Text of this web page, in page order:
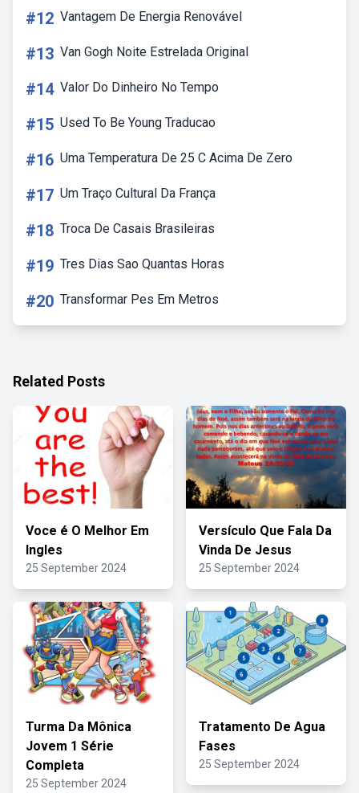
#12 Vantagem De Energia Renovável
#13 Van Gogh Noite Estrelada Original
#14 Valor Do Dinheiro No Tempo
#15 Used To Be Young Traducao
#16 Uma Temperatura De 25 C Acima De Zero
#17 Um Traço Cultural Da França
#18 Troca De Casais Brasileiras
#19 Tres Dias Sao Quantas Horas
#20 Transformar Pes Em Metros
Related Posts
Voce é O Melhor Em
Ingles
25 September 2024
Versículo Que Fala Da
Vinda De Jesus
25 September 2024
Turma Da Mônica
Jovem 1 Série
Completa
25 September 2024
Tratamento De Agua
Fases
25 September 2024